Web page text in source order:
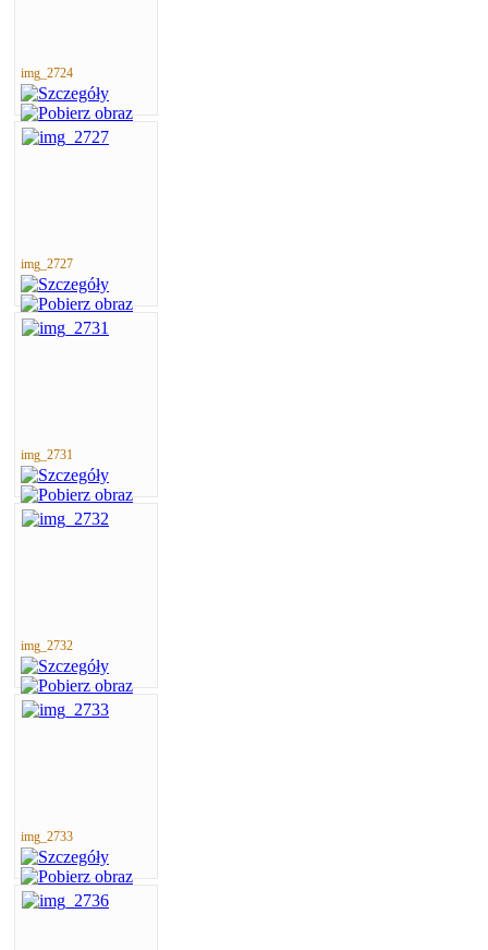
img_2724
img_2727
img_2731
img_2732
img_2733